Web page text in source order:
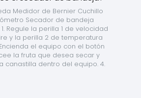
Medidor de Bernier Cuchillo
Secador de bandeja
Regule la perilla 1 de velocidad
y la perilla 2 de temperatura
el equipo con el botón
la fruta que desea secar y
canastilla dentro del equipo. 4.